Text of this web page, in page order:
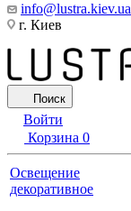
info@lustra.kiev.ua
г. Киев
Поиск
Войти
Корзина 0
Освещение
декоративное